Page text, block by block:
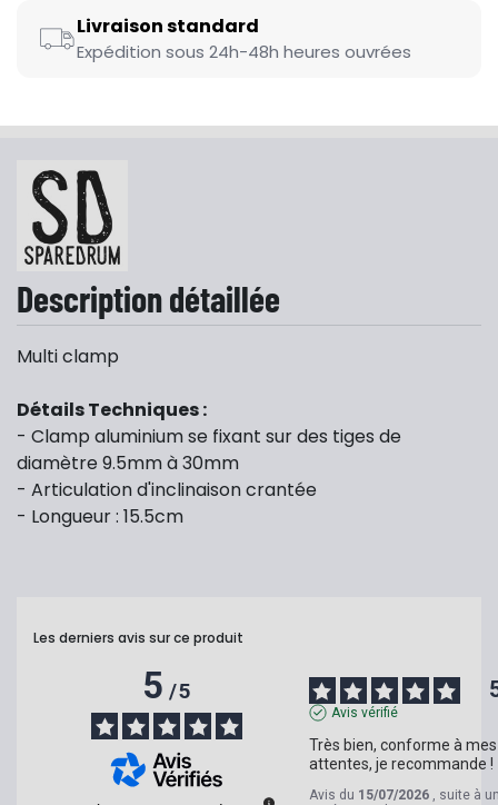
Livraison standard
Expédition sous 24h-48h heures ouvrées
Description détaillée
Multi clamp
Détails Techniques :
- Clamp aluminium se fixant sur des tiges de
diamètre 9.5mm à 30mm
- Articulation d'inclinaison crantée
- Longueur : 15.5cm
Les derniers avis sur ce produit
5/5
Avis vérifié
Très bien, conforme à mes
attentes, je recommande !
Avis du 15/07/2026 , suite à